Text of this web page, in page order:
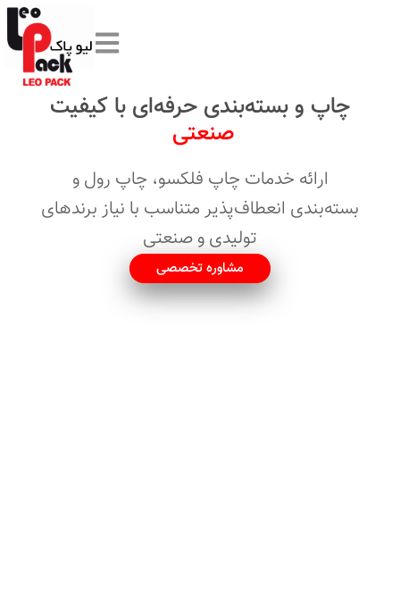
چاپ و بسته‌بندی حرفه‌ای با کیفیت
صنعتی
ارائه خدمات چاپ فلکسو، چاپ رول و
بسته‌بندی انعطاف‌پذیر متناسب با نیاز برندهای
تولیدی و صنعتی
مشاوره تخصصی